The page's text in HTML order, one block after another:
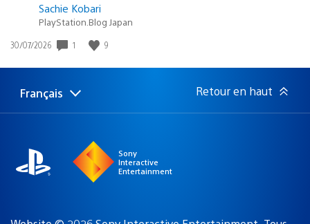
Sachie Kobari
PlayStation.Blog Japan
Date
publication
30/07/2026 1 9
Choisir
une
Région
actuelle
Français Retour en haut
Sony
Interactive
Entertainment